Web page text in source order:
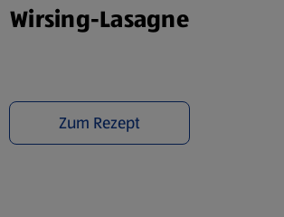
Wirsing-Lasagne
Zum Rezept